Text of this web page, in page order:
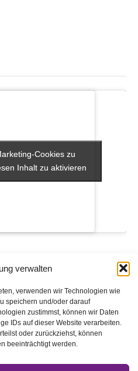
verwalten
verwenden wir Technologien wie
speichern und/oder darauf
zustimmst, können wir Daten
IDs auf dieser Website verarbeiten.
oder zurückziehst, können
beeinträchtigt werden.
Karte anzeigen
Cookies zu
Inhalt zu aktivieren
Cookies zu
Inhalt zu aktivieren
Musikverein
Oelsnitz/
Johannes